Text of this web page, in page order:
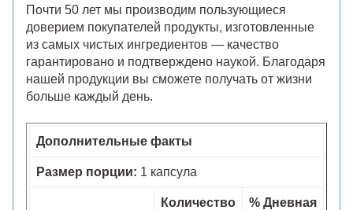
Почти 50 лет мы производим пользующиеся
доверием покупателей продукты, изготовленные
из самых чистых ингредиентов — качество
гарантировано и подтверждено наукой. Благодаря
нашей продукции вы сможете получать от жизни
больше каждый день.
Дополнительные факты
Размер порции: 1 капсула
Количество
% Дневная